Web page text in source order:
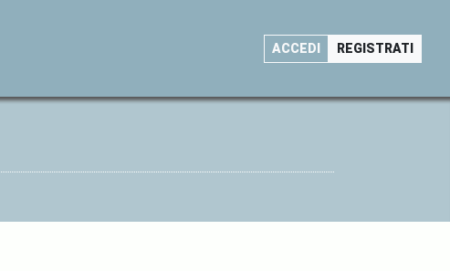
ACCEDI REGISTRATI